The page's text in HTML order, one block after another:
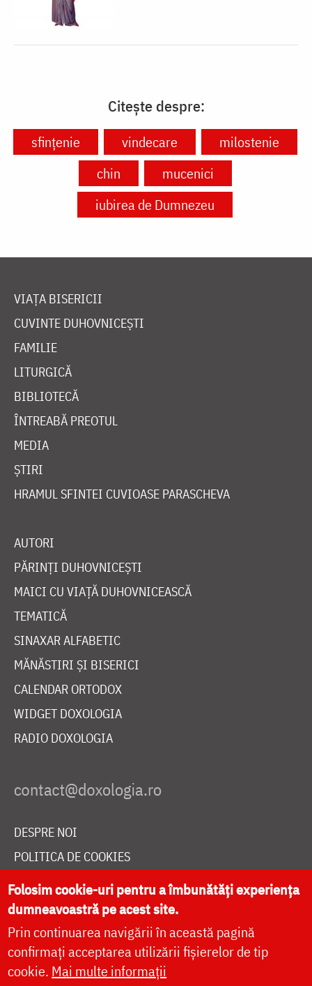
Citește despre:
sfințenie vindecare
milostenie
chin
mucenici
iubirea de Dumnezeu
VIAȚA BISERICII
CUVINTE DUHOVNICEȘTI
FAMILIE
LITURGICĂ
BIBLIOTECĂ
ÎNTREABĂ PREOTUL
MEDIA
ȘTIRI
HRAMUL SFINTEI CUVIOASE PARASCHEVA
AUTORI
PĂRINȚI DUHOVNICEȘTI
MAICI CU VIAȚĂ DUHOVNICEASCĂ
TEMATICĂ
SINAXAR ALFABETIC
MĂNĂSTIRI ȘI BISERICI
CALENDAR ORTODOX
WIDGET DOXOLOGIA
RADIO DOXOLOGIA
DESPRE NOI
POLITICA DE COOKIES
DONEAZĂ ONLINE PENTRU CATEDRALA NAȚIONALĂ
LIVE
Folosim cookie-uri pentru a îmbunătăți experiența
dumneavoastră pe acest site.
Prin continuarea navigării în această pagină
confirmați acceptarea utilizării fișierelor de tip
cookie. Mai multe informații